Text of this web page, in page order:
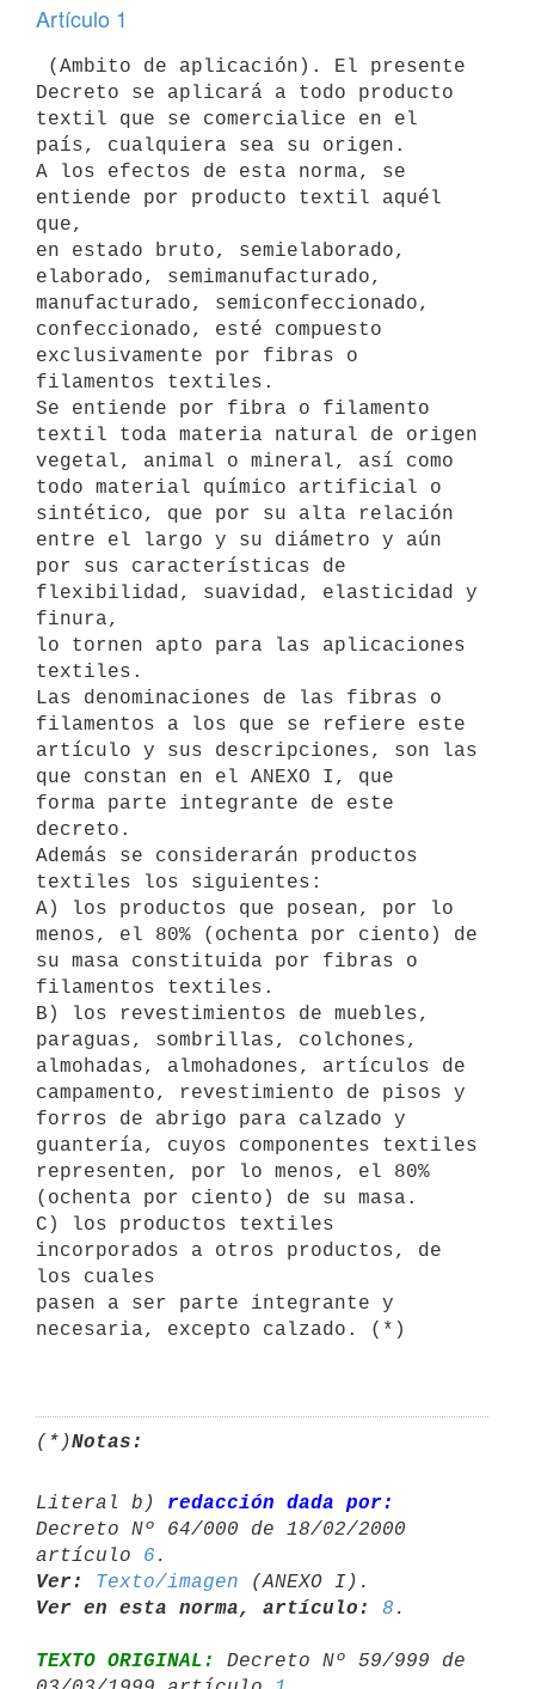
Artículo 1
Decreto se aplicará a todo producto
textil que se comercialice en el
país, cualquiera sea su origen.
A los efectos de esta norma, se
entiende por producto textil aquél
que,
en estado bruto, semielaborado,
elaborado, semimanufacturado,
manufacturado, semiconfeccionado,
confeccionado, esté compuesto
exclusivamente por fibras o
filamentos textiles.
Se entiende por fibra o filamento
textil toda materia natural de origen
vegetal, animal o mineral, así como
todo material químico artificial o
sintético, que por su alta relación
entre el largo y su diámetro y aún
por sus características de
flexibilidad, suavidad, elasticidad y
finura,
lo tornen apto para las aplicaciones
textiles.
Las denominaciones de las fibras o
filamentos a los que se refiere este
artículo y sus descripciones, son las
que constan en el ANEXO I, que
forma parte integrante de este
decreto.
Además se considerarán productos
textiles los siguientes:
A) los productos que posean, por lo
menos, el 80% (ochenta por ciento) de
su masa constituida por fibras o
filamentos textiles.
B) los revestimientos de muebles,
paraguas, sombrillas, colchones,
almohadas, almohadones, artículos de
campamento, revestimiento de pisos y
forros de abrigo para calzado y
guantería, cuyos componentes textiles
representen, por lo menos, el 80%
(ochenta por ciento) de su masa.
C) los productos textiles
incorporados a otros productos, de
los cuales
pasen a ser parte integrante y
necesaria, excepto calzado. (*)
(*)Notas:
Literal b) redacción dada por:
Decreto Nº 64/000 de 18/02/2000
artículo 6
Ver:
Texto/imagen
Ver en esta norma, artículo:
8
TEXTO ORIGINAL:
Decreto Nº 59/999 de